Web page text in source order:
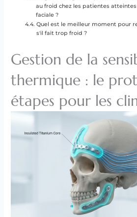
au froid chez les patientes
faciale ?
Quel est le meilleur moment pour
s'il fait trop froid ?
Gestion de la
thermique : le
étapes pour les